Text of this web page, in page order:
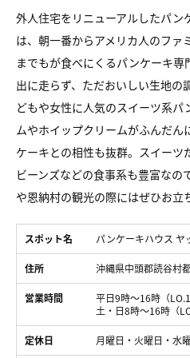
外人住宅をリニューアルしたパン
は、朝一番からアメリカ人のファ
までもが食べにくるパンケーキ
出に走らず、ただおいしい生地の
どもや女性に人気のスイーツ系パ
ムやホイップクリームがふんだん
ケーキとの相性も抜群。スイーツ
ビーンズなどの食事系も豊富な
や恩納村の観光の際にはぜひお立
スポット名 パンケーキハウス ヤ
住所 沖縄県中頭郡読谷村
営業時間
平日9時～16時（
土・日8時～16時（
定休日 月曜日・火曜日・水